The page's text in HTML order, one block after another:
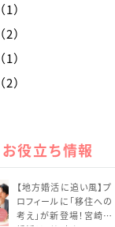
（1）
（2）
（1）
（2）
お役立ち情報
【地方婚活に追い風】プ
ロフィールに「移住への
考え」が新登場！宮崎の